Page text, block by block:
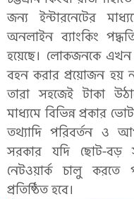
জন্য ইন্টারনেটের
অনলাইন ব্যাংকিং
হয়েছে। লোকজনকে
বহন করার প্রয়োজন হয়
তারা সহজেই টাকা
মাধ্যমে বিভিন্ন প্রকার
তথ্যাদি পরিবর্তন ও
সরকার যদি ছোট-বড়
নেটওয়ার্ক চালু করতে
প্রতিষ্ঠিত হবে।